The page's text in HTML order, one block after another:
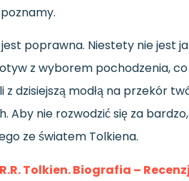
poprawna. Niestety nie jest
z wyborem pochodzenia,
z dzisiejszą modłą na przekór
Aby nie rozwodzić się za
ze światem Tolkiena.
Tolkien. Biografia ­–